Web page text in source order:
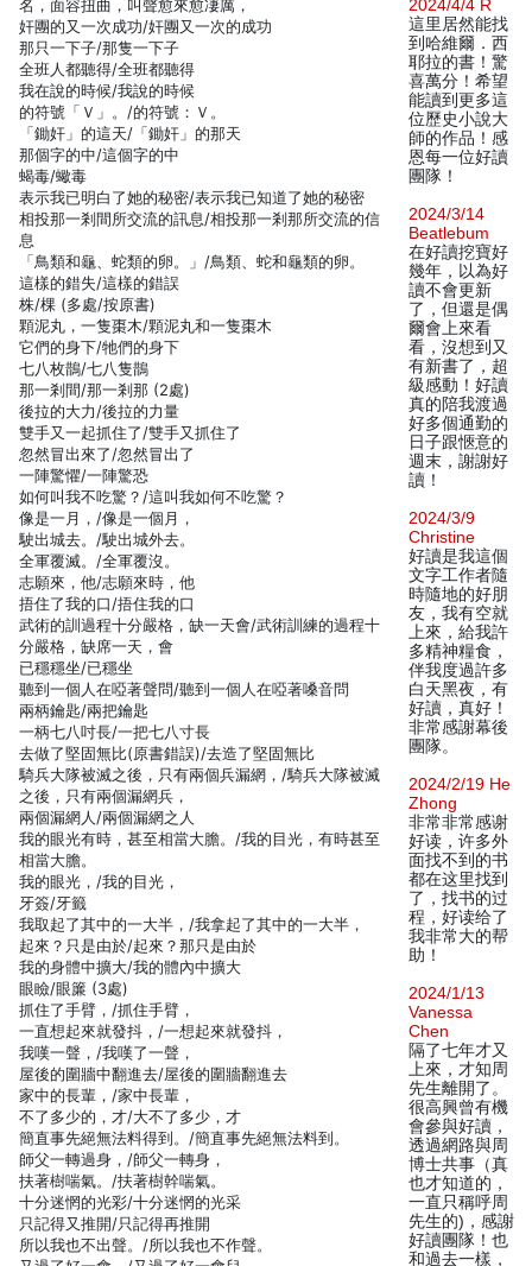
名，面容扭曲，叫聲愈來愈凄厲，
奸團的又一次成功/奸團又一次的成功
那只一下子/那隻一下子
全班人都聽得/全班都聽得
我在說的時候/我說的時候
的符號「Ｖ」。/的符號：Ｖ。
「鋤奸」的這天/「鋤奸」的那天
那個字的中/這個字的中
蝎毒/蠍毒
表示我已明白了她的秘密/表示我已知道了她的秘密
相投那一剎間所交流的訊息/相投那一剎那所交流的信
息
「鳥類和龜、蛇類的卵。」/鳥類、蛇和龜類的卵。
這樣的錯失/這樣的錯誤
株/棵 (多處/按原書)
顆泥丸，一隻棗木/顆泥丸和一隻棗木
它們的身下/牠們的身下
七八枚鵲/七八隻鵲
那一剎間/那一剎那 (2處)
後拉的大力/後拉的力量
雙手又一起抓住了/雙手又抓住了
忽然冒出來了/忽然冒出了
一陣驚懼/一陣驚恐
如何叫我不吃驚？/這叫我如何不吃驚？
像是一月，/像是一個月，
駛出城去。/駛出城外去。
全軍覆滅。/全軍覆沒。
志願來，他/志願來時，他
捂住了我的口/捂住我的口
武術的訓過程十分嚴格，缺一天會/武術訓練的過程十
分嚴格，缺席一天，會
已穩穩坐/已穩坐
聽到一個人在啞著聲問/聽到一個人在啞著嗓音問
兩柄鑰匙/兩把鑰匙
一柄七八吋長/一把七八寸長
去做了堅固無比(原書錯誤)/去造了堅固無比
騎兵大隊被滅之後，只有兩個兵漏網，/騎兵大隊被滅
之後，只有兩個漏網兵，
兩個漏網人/兩個漏網之人
我的眼光有時，甚至相當大膽。/我的目光，有時甚至
相當大膽。
我的眼光，/我的目光，
牙簽/牙籤
我取起了其中的一大半，/我拿起了其中的一大半，
起來？只是由於/起來？那只是由於
我的身體中擴大/我的體內中擴大
眼瞼/眼簾 (3處)
抓住了手臂，/抓住手臂，
一直想起來就發抖，/一想起來就發抖，
我嘆一聲，/我嘆了一聲，
屋後的圍牆中翻進去/屋後的圍牆翻進去
家中的長輩，/家中長輩，
不了多少的，才/大不了多少，才
簡直事先絕無法料得到。/簡直事先絕無法料到。
師父一轉過身，/師父一轉身，
扶著樹喘氣。/扶著樹幹喘氣。
十分迷惘的光彩/十分迷惘的光采
只記得又推開/只記得再推開
所以我也不出聲。/所以我也不作聲。
2024/4/4 R
這里居然能找
到哈維爾．西
耶拉的書！驚
喜萬分！希望
能讀到更多這
位歷史小說大
師的作品！感
恩每一位好讀
團隊！
2024/3/14
Beatlebum
在好讀挖寶好
幾年，以為好
讀不會更新
了，但還是偶
爾會上來看
看，沒想到又
有新書了，超
級感動！好讀
真的陪我渡過
好多個通勤的
日子跟愜意的
週末，謝謝好
讀！
2024/3/9
Christine
好讀是我這個
文字工作者隨
時隨地的好朋
友，我有空就
上來，給我許
多精神糧食，
伴我度過許多
白天黑夜，有
好讀，真好！
非常感謝幕後
團隊。
2024/2/19 He
Zhong
非常非常感谢
好读，许多外
面找不到的书
都在这里找到
了，找书的过
程，好读给了
我非常大的帮
助！
2024/1/13
Vanessa
Chen
隔了七年才又
上來，才知周
先生離開了。
很高興曾有機
會參與好讀，
透過網路與周
博士共事（真
也才知道的，
一直只稱呼周
先生的)，感謝
好讀團隊！也
和過去一樣，